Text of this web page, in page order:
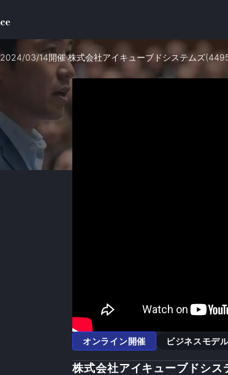
2024/03/14開催 株式会社アイキューブドシステムズ
オンライン開催 ビジネスモデ
株式会社アイキューブドシス